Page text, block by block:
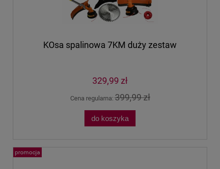
KOsa spalinowa 7KM duży zestaw
329,99 zł
Cena regularna:399,99 zł
do koszyka
promocja